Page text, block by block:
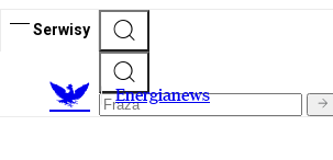
Serwisy
Energianews